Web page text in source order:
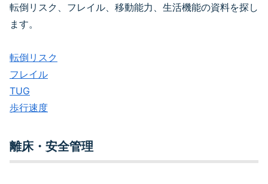
転倒リスク、フレイル、移動能力、生活機能の資料を探し
ます。
転倒リスク
フレイル
TUG
歩行速度
離床・安全管理